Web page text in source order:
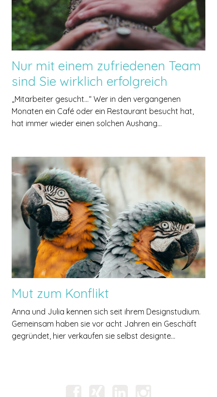
Nur mit einem zufriedenen Team
sind Sie wirklich erfolgreich
„Mitarbeiter gesucht…“ Wer in den vergangenen
Monaten ein Café oder ein Restaurant besucht hat,
hat immer wieder einen solchen Aushang...
Mut zum Konflikt
Anna und Julia kennen sich seit ihrem Designstudium.
Gemeinsam haben sie vor acht Jahren ein Geschäft
gegründet, hier verkaufen sie selbst designte...